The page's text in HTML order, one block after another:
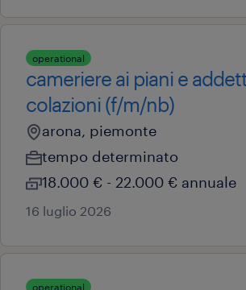
operational
cameriere ai piani e
colazioni (f/m/nb)
arona, piemonte
tempo determinato
18.000 € - 22.000 € annuale
16 luglio 2026
operational